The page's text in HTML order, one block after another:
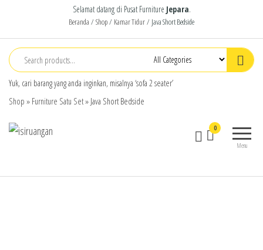
Selamat datang di Pusat Furniture Jepara.
Beranda / Shop/ Kamar Tidur/ Java Short Bedside
Yuk, cari barang yang anda inginkan, misalnya ‘sofa 2 seater’
Shop » Furniture Satu Set» Java Short Bedside
products
Menu
0